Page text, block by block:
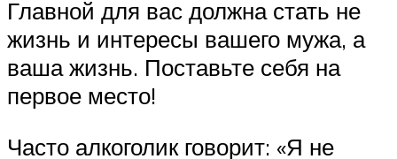
Главной для вас должна стать не
жизнь и интересы вашего мужа, а
ваша жизнь. Поставьте себя на
первое место!
Часто алкоголик говорит: «Я не